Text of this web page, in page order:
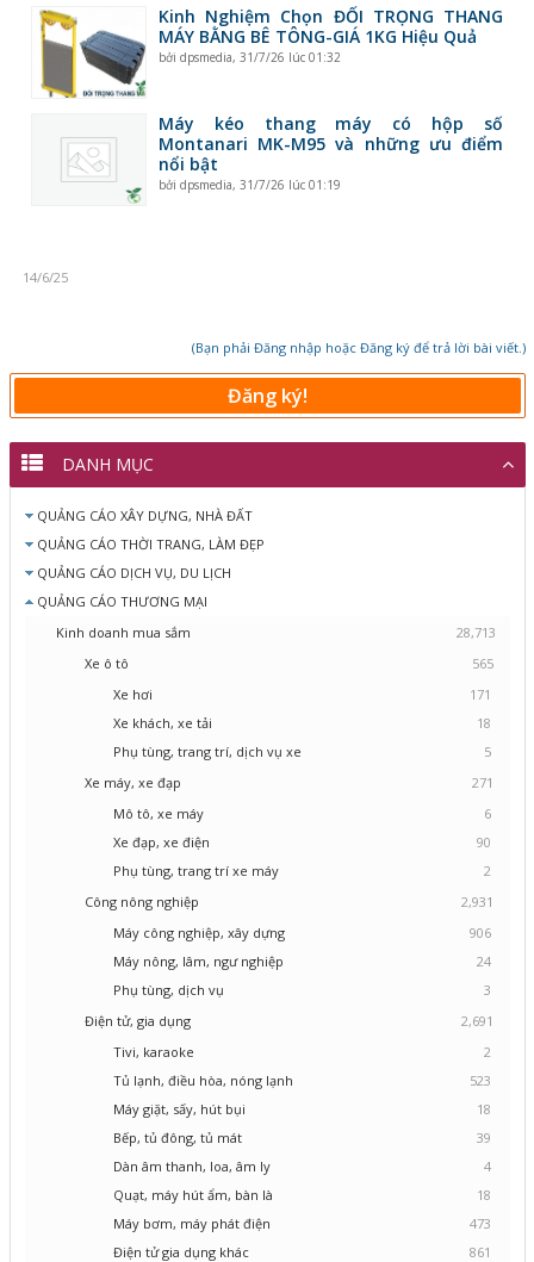
Kinh Nghiệm Chọn ĐỐI TRỌNG THANG
MÁY BẰNG BÊ TÔNG-GIÁ 1KG Hiệu Quả
bởi dpsmedia, 31/7/26 lúc 01:32
Máy kéo thang máy có hộp số
Montanari MK-M95 và những ưu điểm
nổi bật
bởi dpsmedia, 31/7/26 lúc 01:19
14/6/25
(Bạn phải Đăng nhập hoặc Đăng ký để trả lời bài viết.)
Đăng ký!
DANH MỤC
QUẢNG CÁO XÂY DỰNG, NHÀ ĐẤT
QUẢNG CÁO THỜI TRANG, LÀM ĐẸP
QUẢNG CÁO DỊCH VỤ, DU LỊCH
QUẢNG CÁO THƯƠNG MẠI
Kinh doanh mua sắm
28,713
Xe ô tô
565
Xe hơi
171
Xe khách, xe tải
18
Phụ tùng, trang trí, dịch vụ xe
5
Xe máy, xe đạp
271
Mô tô, xe máy
6
Xe đạp, xe điện
90
Phụ tùng, trang trí xe máy
2
Công nông nghiệp
2,931
Máy công nghiệp, xây dựng
906
Máy nông, lâm, ngư nghiệp
24
Phụ tùng, dịch vụ
3
Điện tử, gia dụng
2,691
Tivi, karaoke
2
Tủ lạnh, điều hòa, nóng lạnh
523
Máy giặt, sấy, hút bụi
18
Bếp, tủ đông, tủ mát
39
Dàn âm thanh, loa, âm ly
4
Quạt, máy hút ẩm, bàn là
18
Máy bơm, máy phát điện
473
Điện tử gia dụng khác
861